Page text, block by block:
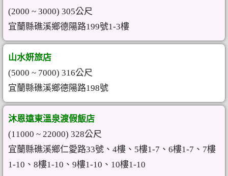
(2000 ~ 3000) 305公尺
宜蘭縣礁溪鄉德陽路199號1-3樓
山水妍旅店
(5000 ~ 7000) 316公尺
宜蘭縣礁溪鄉德陽路198號
沐恩遠東溫泉渡假飯店
(11000 ~ 22000) 328公尺
宜蘭縣礁溪鄉仁愛路33號、4樓、5樓1-7、6樓1-7、7樓
1-10、8樓1-10、9樓1-10、10樓1-10